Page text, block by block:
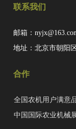
联系我们
邮箱：
地址：北京市朝阳
合作
全国农机用户满意
中国国际农业机械